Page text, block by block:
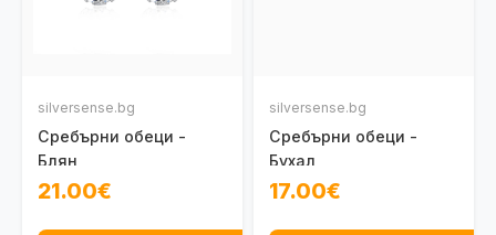
silversense.bg
Сребърни обеци -
Блян
21.00€
silversense.bg
Сребърни обеци -
Бухал
17.00€